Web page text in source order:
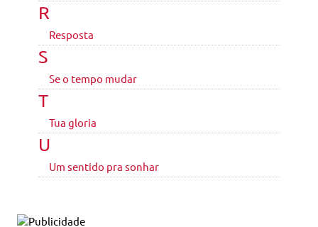
R
Resposta
S
Se o tempo mudar
T
Tua gloria
U
Um sentido pra sonhar